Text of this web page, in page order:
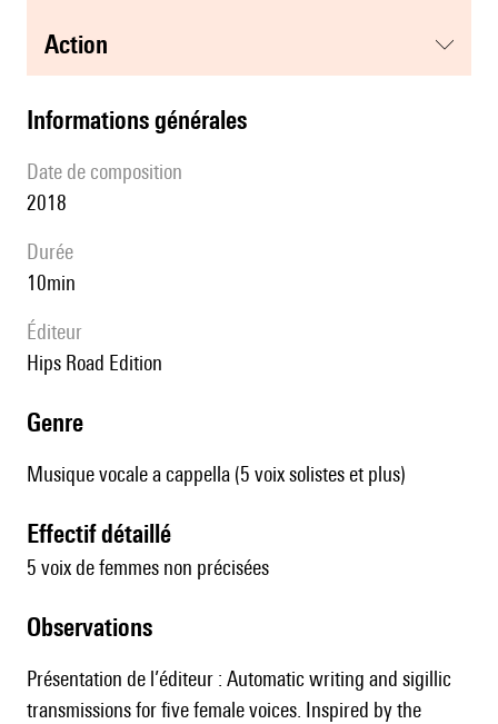
action
informations générales
date de composition
2018
durée
10min
éditeur
Hips Road Edition
genre
Musique vocale a cappella (5 voix solistes et plus)
effectif détaillé
5 voix de femmes non précisées
observations
Présentation de l’éditeur : Automatic writing and sigillic
transmissions for five female voices. Inspired by the